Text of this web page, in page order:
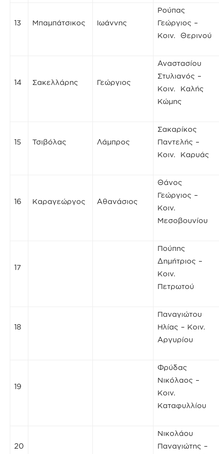
13 Μπαμπάτσικος Ιωάννης
Ρούπας
Γεώργιος –
Κοιν. Θερινού
14 Σακελλάρης Γεώργιος
Αναστασίου
Στυλιανός –
Κοιν. Καλής
Κώμης
15 Τσιβόλας Λάμπρος
Σακαρίκος
Παντελής –
Κοιν. Καρυάς
16 Καραγεώργος Αθανάσιος
Θάνος
Γεώργιος –
Κοιν.
Μεσοβουνίου
17
Πούπης
Δημήτριος –
Κοιν.
Πετρωτού
18
Παναγιώτου
Ηλίας – Κοιν.
Αργυρίου
19
Φρύδας
Νικόλαος –
Κοιν.
Καταφυλλίου
20
Νικολάου
Παναγιώτης –